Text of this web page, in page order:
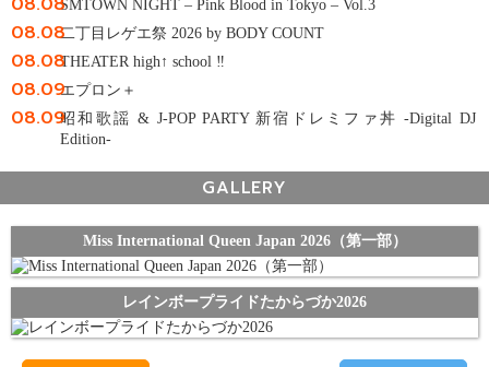
SMTOWN NIGHT – Pink Blood in Tokyo – Vol.3
08.08二丁目レゲエ祭 2026 by BODY COUNT
08.08THEATER high↑ school ‼
08.09エプロン＋
08.09昭和歌謡 & J-POP PARTY 新宿ドレミファ丼 -Digital DJ
Edition-
GALLERY
Miss International Queen Japan 2026（第一部）
レインボープライドたからづか2026